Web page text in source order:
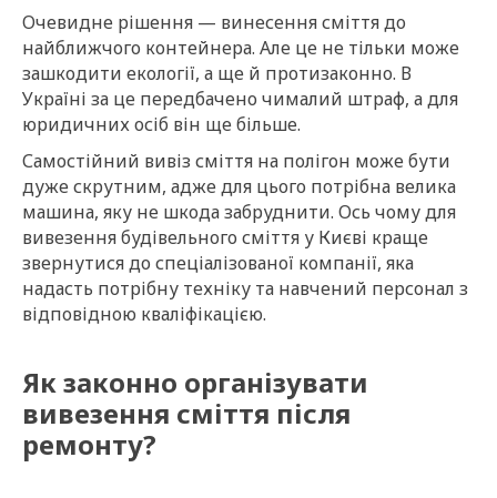
Очевидне рішення — винесення сміття до
найближчого контейнера. Але це не тільки може
зашкодити екології, а ще й протизаконно. В
Україні за це передбачено чималий штраф, а для
юридичних осіб він ще більше.
Самостійний вивіз сміття на полігон може бути
дуже скрутним, адже для цього потрібна велика
машина, яку не шкода забруднити. Ось чому для
вивезення будівельного сміття у Києві краще
звернутися до спеціалізованої компанії, яка
надасть потрібну техніку та навчений персонал з
відповідною кваліфікацією.
Як законно організувати
вивезення сміття після
ремонту?